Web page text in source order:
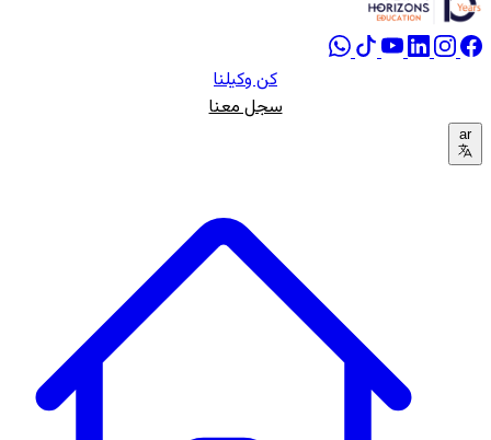
كن وكيلنا
سجل معنا
ar